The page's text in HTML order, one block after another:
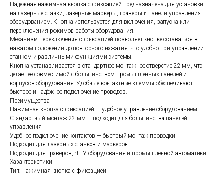
Надёжная нажимная кнопка с фиксацией предназначена для установки
на лазерные станки, лазерные маркеры, граверы и панели управления
оборудованием. Кнопка используется для включения, запуска или
переключения режимов работы оборудования.
Механизм переключения с фиксацией позволяет кнопке оставаться в
нажатом положении до повторного нажатия, что удобно при управлении
станком и различными функциями системы.
Кнопка устанавливается в стандартное монтажное отверстие 22 мм, что
делает её совместимой с большинством промышленных панелей и
корпусов оборудования. Удобные контактные клеммы обеспечивают
быстрое и надёжное подключение проводов.
Преимущества
Нажимная кнопка с фиксацией — удобное управление оборудованием
Стандартный монтаж 22 мм — подходит для большинства панелей
управления
Удобное подключение контактов — быстрый монтаж проводки
Подходит для лазерных станков и маркеров
Подходит для граверов, ЧПУ оборудования и промышленной автоматики
Характеристики
Тип: нажимная кнопка с фиксацией